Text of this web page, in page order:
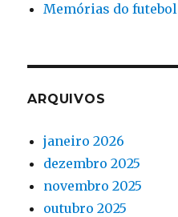
Memórias do futebol
ARQUIVOS
janeiro 2026
dezembro 2025
novembro 2025
outubro 2025